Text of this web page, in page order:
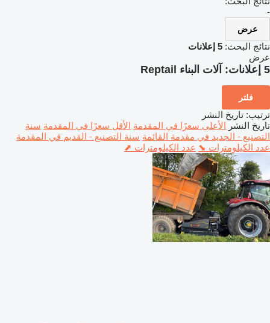
-
عرض
نتائج البحث: 5 إعلانات
عرض
5 إعلانات: آلات البناء Reptail
فلتر
ترتيب: تاريخ النشر
تاريخ النشر الأعلى سعرًا في المقدمة الأقل سعرًا في المقدمة سنة
التصنيع - الجديد في مقدمة القائمة سنة التصنيع - القديم في المقدمة
عدد الكيلومترات ⬊ عدد الكيلومترات ⬈